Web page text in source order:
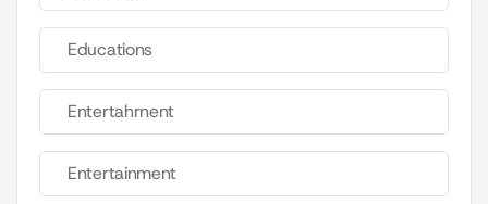
Educations
Entertahrnent
Entertainment